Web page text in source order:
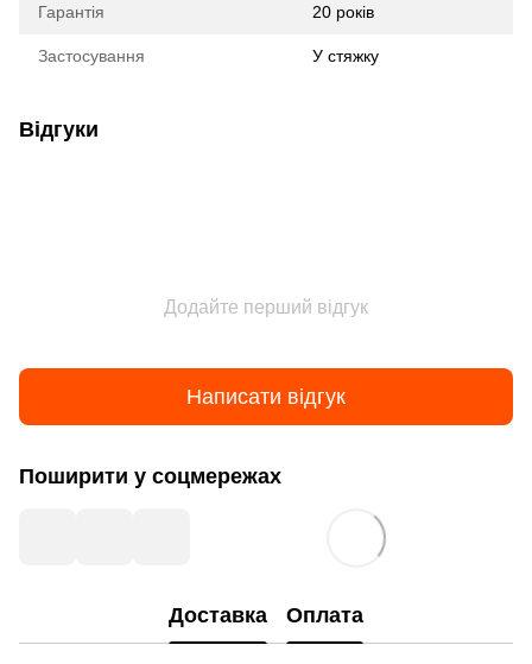
Гарантія 20 років
Застосування У стяжку
Відгуки
Додайте перший відгук
Написати відгук
Поширити у соцмережах
Доставка Оплата